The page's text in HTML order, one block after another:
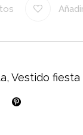
, Vestido fiesta